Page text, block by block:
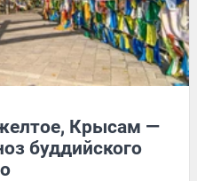
Крысам —
буддийского